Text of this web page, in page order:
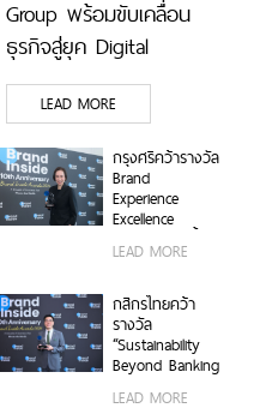
Group พร้อมขับเคลื่อน
ธุรกิจสู่ยุค Digital
Economy ด้วยทีม
Industry Specialists เชื่อม
องค์ความรู้ โอกาสทาง
ธุรกิจ และเครือการลงทุน
เสริมแกร่งธุรกิจ Data
Center และ Supply Chain
ASEAN, THINK CIMB
LEAD MORE
กรุงศรีคว้ารางวัล
Brand
Experience
Excellence
Award ตอกย้ำ
คำมั่นสัญญา
ได้ทุกวัน”
LEAD MORE
กสิกรไทยคว้า
รางวัล
“Sustainability
Beyond Banking
เคลื่อนภาคธุรกิจ
LEAD MORE